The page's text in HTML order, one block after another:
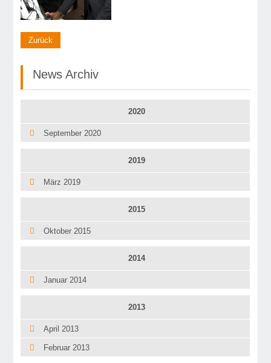
Zurück
News Archiv
2020
September 2020
2019
März 2019
2015
Oktober 2015
2014
Januar 2014
2013
April 2013
Februar 2013